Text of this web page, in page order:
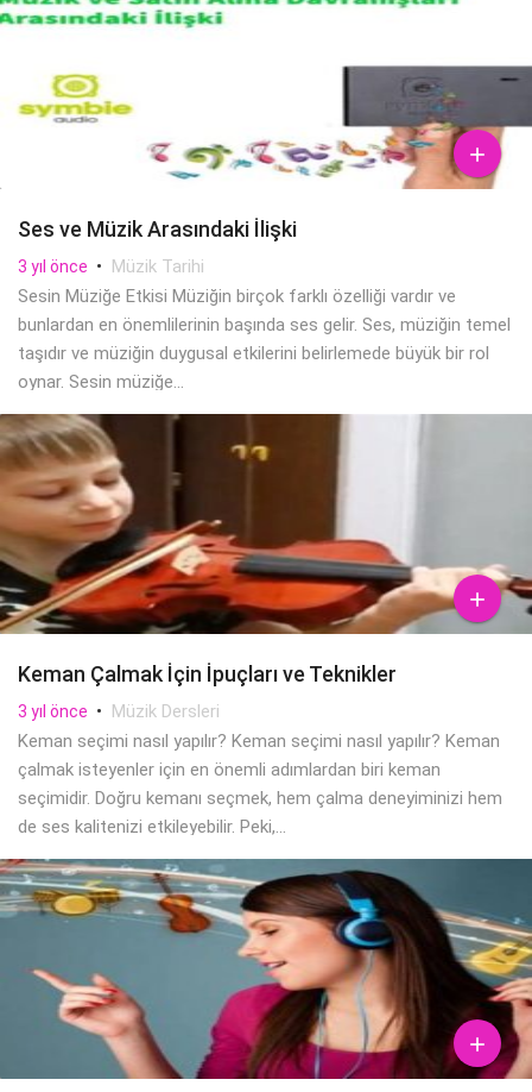

Ses ve Müzik Arasındaki İlişki
3 yıl önce • Müzik Tarihi
Sesin Müziğe Etkisi Müziğin birçok farklı özelliği vardır ve
bunlardan en önemlilerinin başında ses gelir. Ses, müziğin temel
taşıdır ve müziğin duygusal etkilerini belirlemede büyük bir rol
oynar. Sesin müziğe...

Keman Çalmak İçin İpuçları ve Teknikler
3 yıl önce • Müzik Dersleri
Keman seçimi nasıl yapılır? Keman seçimi nasıl yapılır? Keman
çalmak isteyenler için en önemli adımlardan biri keman
seçimidir. Doğru kemanı seçmek, hem çalma deneyiminizi hem
de ses kalitenizi etkileyebilir. Peki,...
